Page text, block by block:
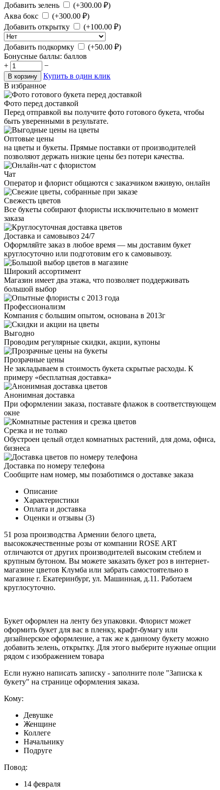
Добавить зелень (+300.00 ₽)
Аква бокс
(+300.00 ₽)
Добавить открытку
(+100.00 ₽)
Добавить подкормку (+50.00 ₽)
Бонусные баллы: баллов
+
−
В корзину
Купить в один клик
В избранное
Фото перед доставкой
Перед отправкой вы получите фото готового букета, чтобы
быть уверенными в результате.
Оптовые цены
на цветы и букеты. Прямые поставки от производителей
позволяют держать низкие цены без потери качества.
Чат
Оператор и флорист общаются с заказчиком вживую, онлайн
Свежесть цветов
Все букеты собирают флористы исключительно в момент
заказа
Доставка и самовывоз 24/7
Оформляйте заказ в любое время — мы доставим букет
круглосуточно или подготовим его к самовывозу.
Широкий ассортимент
Магазин имеет два этажа, что позволяет поддерживать
большой выбор
Профессионализм
Компания с большим опытом, основана в 2013г
Выгодно
Проводим регулярные скидки, акции, купоны
Прозрачные цены
Не закладываем в стоимость букета скрытые расходы. К
примеру «бесплатная доставка»
Анонимная доставка
При оформлении заказа, поставьте флажок в соответствующем
окне
Срезка и не только
Обустроен целый отдел комнатных растений, для дома, офиса,
бизнеса
Доставка по номеру телефона
Сообщите нам номер, мы позаботимся о доставке заказа
Описание
Характеристики
Оплата и доставка
Оценки и отзывы (3)
51 роза производства Армении белого цвета,
высококачественные розы от компании ROSE ART
отличаются от других производителей высоким стеблем и
крупным бутоном. Вы можете заказать букет роз в интернет-
магазине цветов Клумба или забрать самостоятельно в
магазине г. Екатеринбург, ул. Машинная, д.11. Работаем
круглосуточно.
Букет оформлен на ленту без упаковки. Флорист может
оформить букет для вас в пленку, крафт-бумагу или
дизайнерское оформление, а так же к данному букету можно
добавить зелень, открытку. Для этого выберите нужные опции
рядом с изображением товара
Если нужно написать записку - заполните поле "Записка к
букету" на странице оформления заказа.
Кому:
Девушке
Женщине
Коллеге
Начальнику
Подруге
Повод:
14 февраля